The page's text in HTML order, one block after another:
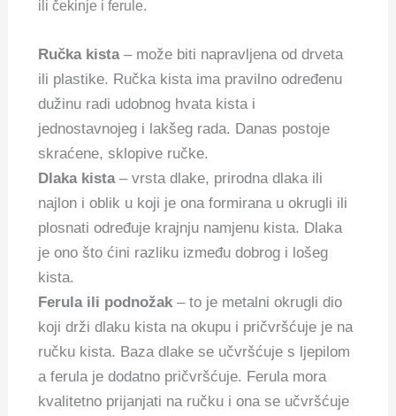
ili čekinje i ferule.
Ručka kista– može biti napravljena od drveta
ili plastike. Ručka kista ima pravilno određenu
dužinu radi udobnog hvata kista i
jednostavnojeg i lakšeg rada. Danas postoje
skraćene, sklopive ručke.
Dlaka kista– vrsta dlake, prirodna dlaka ili
najlon i oblik u koji je ona formirana u okrugli ili
plosnati određuje krajnju namjenu kista. Dlaka
je ono što ćini razliku između dobrog i lošeg
kista.
Ferula ili podnožak – to je metalni okrugli dio
koji drži dlaku kista na okupu i pričvršćuje je na
ručku kista. Baza dlake se učvršćuje s ljepilom
a ferula je dodatno pričvršćuje. Ferula mora
kvalitetno prijanjati na ručku i ona se učvršćuje